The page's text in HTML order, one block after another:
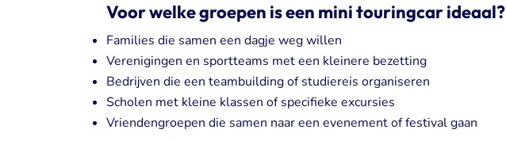
Voor welke groepen is een mini touringcar ideaal?
Families die samen een dagje weg willen
Verenigingen en sportteams met een kleinere bezetting
Bedrijven die een teambuilding of studiereis organiseren
Scholen met kleine klassen of specifieke excursies
Vriendengroepen die samen naar een evenement of festival gaan